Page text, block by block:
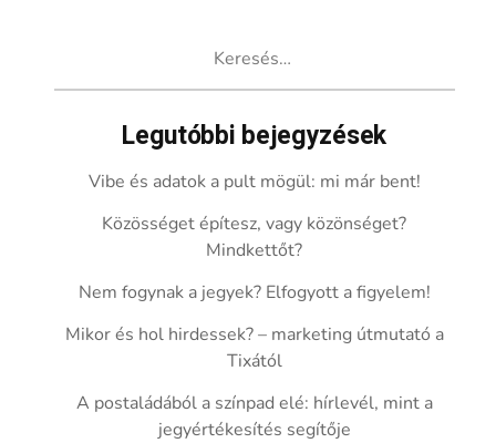
Legutóbbi bejegyzések
Vibe és adatok a pult mögül: mi már bent!
Közösséget építesz, vagy közönséget?
Mindkettőt?
Nem fogynak a jegyek? Elfogyott a figyelem!
Mikor és hol hirdessek? – marketing útmutató a
Tixától
A postaládából a színpad elé: hírlevél, mint a
jegyértékesítés segítője